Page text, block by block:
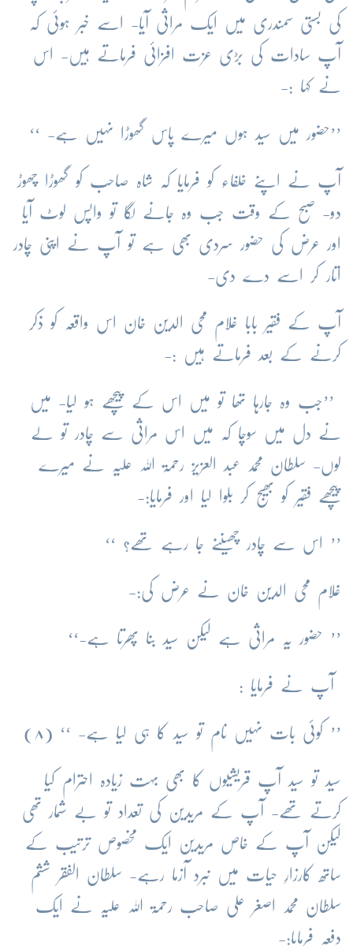
کی بستی سمندری میں ایک مراثی آیا- اسے خبر ہوئی کہ
آپ سادات کی بڑی عزت افزائی فرماتے ہیں- اس
نے کہا :-
’’حضور میں سید ہوں میرے پاس گھوڑا نہیں ہے- ‘‘
آپ نے اپنے خلفاء کو فرمایا کہ شاہ صاحب کو گھوڑا چھوڑ
دو- صبح کے وقت جب وہ جانے لگا تو واپس لوٹ آیا
اور عرض کی حضور سردی بھی ہے تو آپ نے اپنی چادر
اتار کر اسے دے دی-
آپ کے فقیر بابا غلام محی الدین خان اس واقعہ کو ذکر
کرنے کے بعد فرماتے ہیں :-
’’جب وہ جارہا تھا تو میں اس کے پیچھے ہو لیا- میں
نے دل میں سوچا کہ میں اس مراثی سے چادر تو لے
لوں- سلطان محمد عبد العزیز رحمۃ اللہ علیہ نے میرے
پیچھے فقیر کو بھیج کر بلوا لیا اور فرمایا:-
’’ اس سے چادر چھیننے جا رہے تھے؟ ‘‘
غلام محی الدین خان نے عرض کی:-
’’ حضور یہ مراثی ہے لیکن سید بنا پھرتا ہے-‘‘
آپ نے فرمایا :
’’ کوئی بات نہیں نام تو سید کا ہی لیا ہے- ‘‘ (۸)
سید تو سید آپ قریشیوں کا بھی بہت زیادہ احترام کیا
کرتے تھے- آپ کے مریدین کی تعداد تو بے شمار تھی
لیکن آپ کے خاص مریدین ایک مخصوص ترتیب کے
ساتھ کارزارِ حیات میں نبرد آزما رہے- سلطان الفقر ششم
سلطان محمد اصغر علی صاحب رحمۃ اللہ علیہ نے ایک
دفعہ فرمایا:-